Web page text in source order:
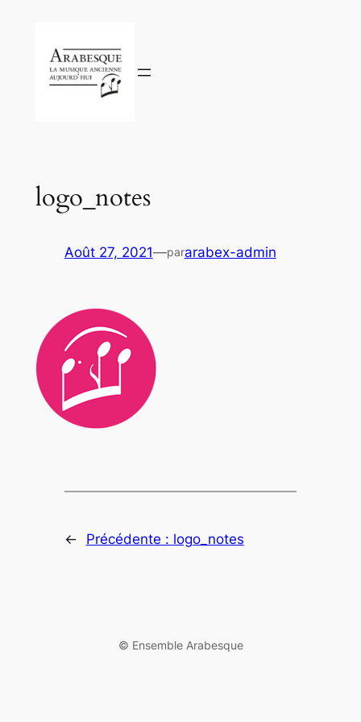
contenu
logo_notes
Août 27, 2021—pararabex-admin
← Précédente : logo_notes
©️ Ensemble Arabesque